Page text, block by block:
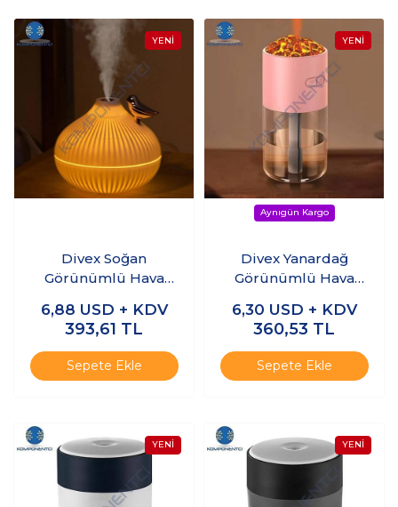
Divex Soğan
Görünümlü Hava
Design Humidifier
H-48
6,88 USD + KDV
393,61 TL
Sepete Ekle
Divex Yanardağ
Görünümlü Hava
Volcano Humidifier
Pembe H-42
6,30 USD + KDV
360,53 TL
Sepete Ekle